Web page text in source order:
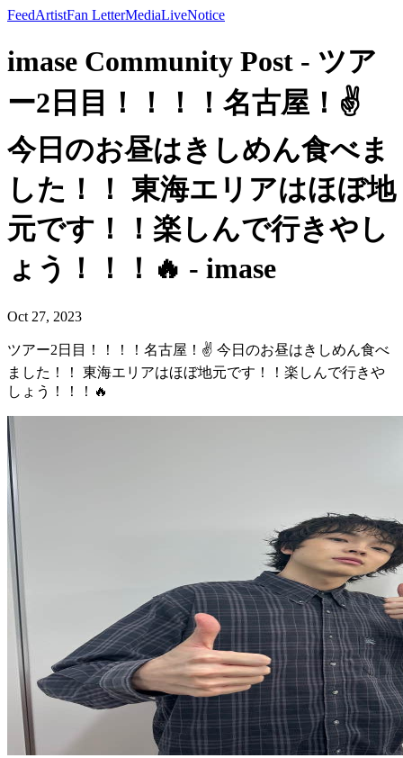
FeedArtistFan LetterMediaLiveNotice
imase Community Post - ツア
ー2日目！！！！名古屋！✌️
今日のお昼はきしめん食べま
した！！ 東海エリアはほぼ地
元です！！楽しんで行きやし
ょう！！！🔥 - imase
Oct 27, 2023
ツアー2日目！！！！名古屋！✌️ 今日のお昼はきしめん食べ
ました！！ 東海エリアはほぼ地元です！！楽しんで行きや
しょう！！！🔥